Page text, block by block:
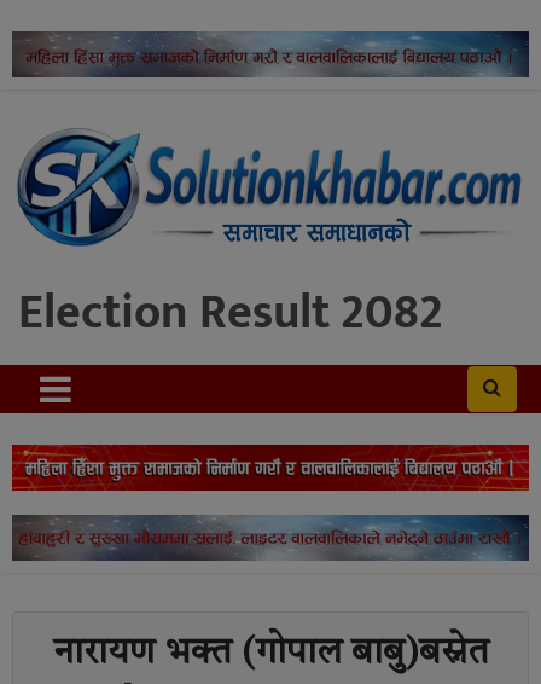
Election Result 2082
नारायण भक्त (गोपाल बाबु)बस्नेत